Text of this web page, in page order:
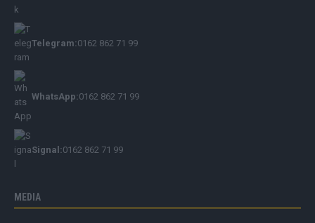
Telegram:0162 862 71 99
WhatsApp:0162 862 71 99
Signal:0162 862 71 99
MEDIA